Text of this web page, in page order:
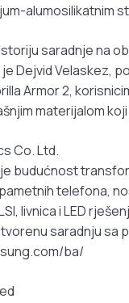
alumosilikatnim
saradnje na
Dejvid Velaskez,
Armor 2,
materijalom
Co. Ltd.
budućnost
telefona,
livnica i LED
saradnju sa
ba/